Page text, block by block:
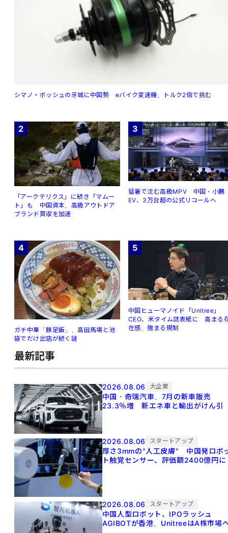
シマノ・ボッシュの牙城に中国勢 eバイク変速機、トルク2倍で挑む
2
「アークテリクス」に続き「マムー
ト」も 中国資本、高級アウトドア
ブランド買収を加速
3
猛暑で沈む高級MPV 中国・小鵬
EV、3万台超の公式リコールへ
4
ガチ中華「豚足飯」、高田馬場と池
袋でだけ出店が続く謎
5
中国ヒューマノイド「Unitree」
CEO、米タイム誌表紙に 高まる
在感、強まる規制
最新記事
2026.08.06 大企業
中国・奇瑞汽車、7月の新車販売
23.3％増 新エネ車と輸出がけん引
2026.08.06 スタートアップ
厚さ3mmの"人工皮膚" 中国発ロボ
ト触覚センサー、評価額2400億円に
2026.08.06 スタートアップ
中国人型ロボット、IPOラッシュ
AGIBOTが香港、UnitreeはA株市場